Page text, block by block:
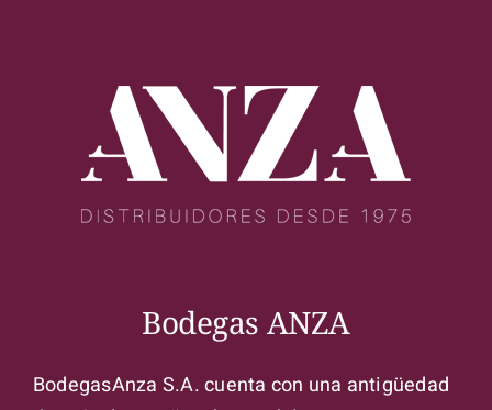
Bodegas ANZA
BodegasAnza S.A. cuenta con una antigüedad